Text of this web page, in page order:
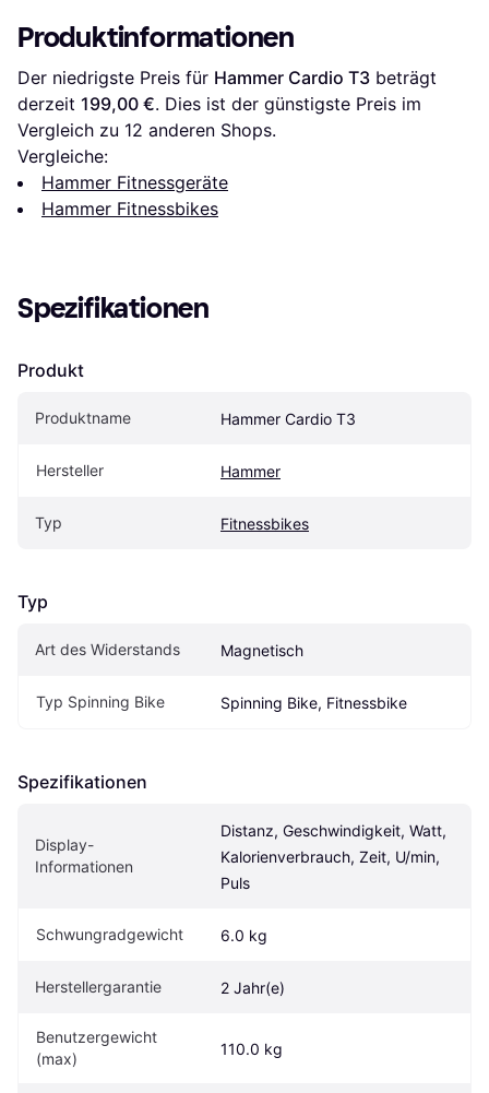
Produktinformationen
Der niedrigste Preis für Hammer Cardio T3 beträgt
derzeit 199,00 €. Dies ist der günstigste Preis im
Vergleich zu 12 anderen Shops.
Vergleiche:
Hammer Fitnessgeräte
Hammer Fitnessbikes
Spezifikationen
Produkt
Produktname Hammer Cardio T3
Hersteller Hammer
Typ Fitnessbikes
Typ
Art des Widerstands Magnetisch
Typ Spinning Bike Spinning Bike, Fitnessbike
Spezifikationen
Display-
Informationen
Distanz, Geschwindigkeit, Watt,
Kalorienverbrauch, Zeit, U/min,
Puls
Schwungradgewicht 6.0 kg
Herstellergarantie 2 Jahr(e)
Benutzergewicht
(max)
110.0 kg